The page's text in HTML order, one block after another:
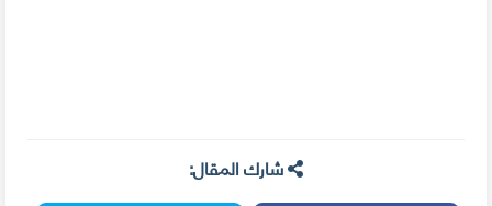
شارك المقال: